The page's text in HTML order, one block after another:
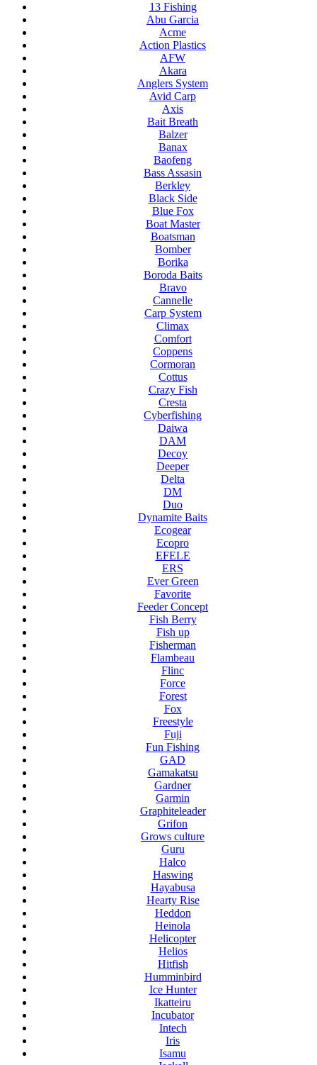
13 Fishing
Abu Garcia
Acme
Action Plastics
AFW
Akara
Anglers System
Avid Carp
Axis
Bait Breath
Balzer
Banax
Baofeng
Bass Assasin
Berkley
Black Side
Blue Fox
Boat Master
Boatsman
Bomber
Borika
Boroda Baits
Bravo
Cannelle
Carp System
Climax
Comfort
Coppens
Cormoran
Cottus
Crazy Fish
Cresta
Cyberfishing
Daiwa
DAM
Decoy
Deeper
Delta
DM
Duo
Dynamite Baits
Ecogear
Ecopro
EFELE
ERS
Ever Green
Favorite
Feeder Concept
Fish Berry
Fish up
Fisherman
Flambeau
Flinc
Force
Forest
Fox
Freestyle
Fuji
Fun Fishing
GAD
Gamakatsu
Gardner
Garmin
Graphiteleader
Grifon
Grows culture
Guru
Halco
Haswing
Hayabusa
Hearty Rise
Heddon
Heinola
Helicopter
Helios
Hitfish
Humminbird
Ice Hunter
Ikatteiru
Incubator
Intech
Iris
Isamu